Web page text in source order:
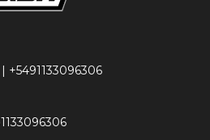
+5491133096306